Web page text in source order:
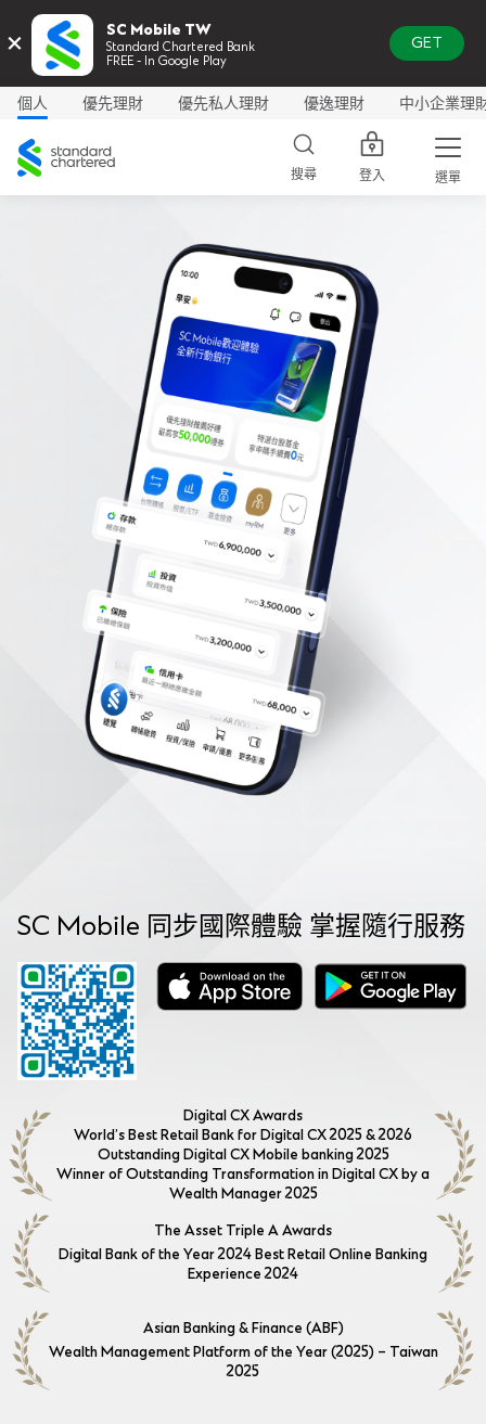
個人 優先理財 優先私人理財 優逸理財 中小企業理
渣
打
搜尋 登入 選單
SC Mobile 同步國際體驗 掌握隨行服務
Digital CX Awards
World’s Best Retail Bank for Digital CX 2025 & 2026
Outstanding Digital CX Mobile banking 2025
Winner of Outstanding Transformation in Digital CX by a
Wealth Manager 2025
The Asset Triple A Awards
Digital Bank of the Year 2024 Best Retail Online Banking
Experience 2024
Asian Banking & Finance (ABF)
Wealth Management Platform of the Year (2025) – Taiwan
2025
× SC Mobile TW
Standard Chartered Bank
FREE - In Google Play
GET